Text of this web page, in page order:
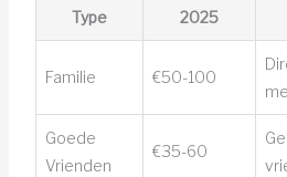
Type
2025
Familie €50-100
Goede
Vrienden
€35-60